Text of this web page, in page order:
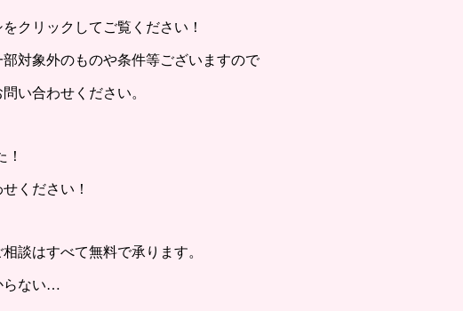
クリックしてご覧ください！
対象外のものや条件等ございますので
い合わせください。
ください！
談はすべて無料で承ります。
らない…